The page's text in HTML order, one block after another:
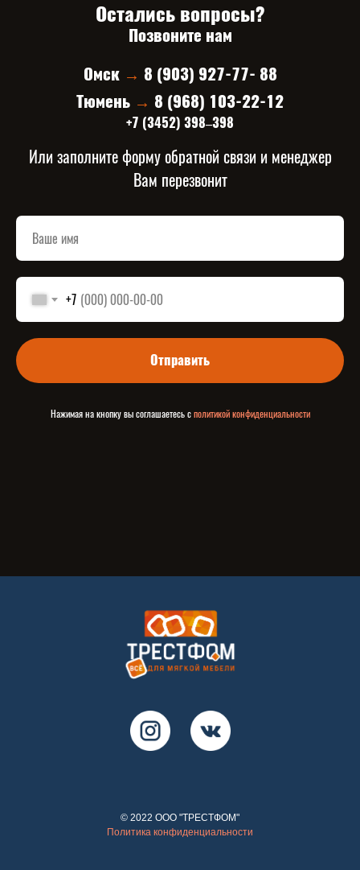
Остались вопросы?
Позвоните нам
Омск → 8 (903) 927-77- 88
Тюмень → 8 (968) 103-22-12
+7 (3452) 398‒398
Или заполните форму обратной связи и менеджер
Вам перезвонит
+7
Отправить
Нажимая на кнопку вы соглашаетесь сполитикой конфиденциальности
© 2022 ООО "ТРЕСТФОМ"
Политика конфиденциальности